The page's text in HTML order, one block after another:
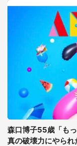
森口博子55歳「も
真の破壊力にやられ